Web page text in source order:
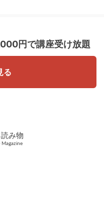
円で講座受け放題
る
み物